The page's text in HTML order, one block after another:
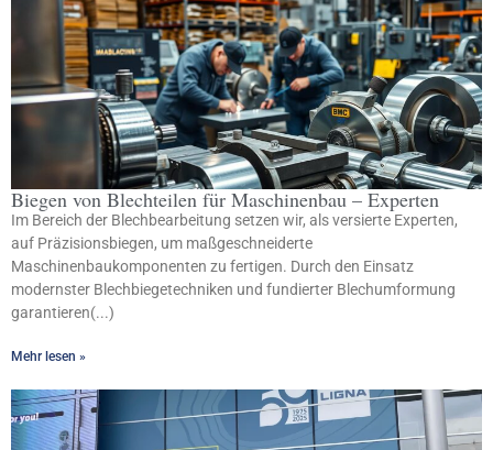
Biegen von Blechteilen für Maschinenbau – Experten
Im Bereich der Blechbearbeitung setzen wir, als versierte Experten,
auf Präzisionsbiegen, um maßgeschneiderte
Maschinenbaukomponenten zu fertigen. Durch den Einsatz
modernster Blechbiegetechniken und fundierter Blechumformung
garantieren(...)
Mehr lesen »